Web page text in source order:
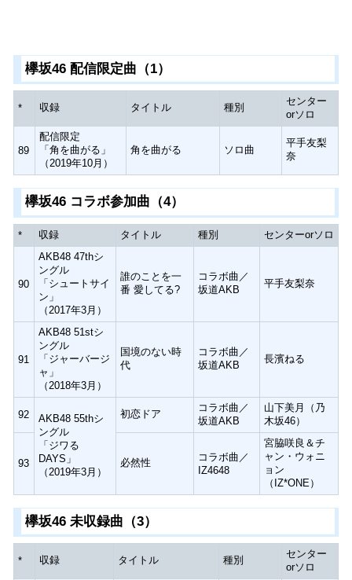
欅坂46 配信限定曲（1）
* 収録 タイトル 種別
センター
orソロ
89
配信限定
「角を曲がる」
（2019年10月）
角を曲がる ソロ曲
平手友梨
奈
欅坂46 コラボ参加曲（4）
* 収録 タイトル 種別 センターorソロ
90
AKB48 47thシ
ングル
「シュートサイ
ン」
（2017年3月）
誰のことを一
番 愛してる?
コラボ曲／
坂道AKB
平手友梨奈
91
AKB48 51stシ
ングル
「ジャーバージ
ャ」
（2018年3月）
国境のない時
代
コラボ曲／
坂道AKB
長濱ねる
92
AKB48 55thシ
ングル
「ジワる
DAYS」
（2019年3月）
初恋ドア
コラボ曲／
坂道AKB
山下美月（乃
木坂46）
93 必然性
コラボ曲／
IZ4648
宮脇咲良＆チ
ャン・ウォニ
ョン
（IZ*ONE）
欅坂46 未収録曲（3）
* 収録 タイトル 種別
センター
orソロ